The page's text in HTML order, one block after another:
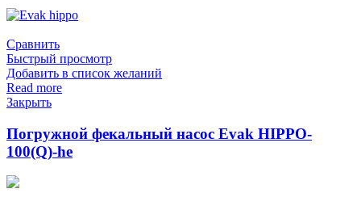
Сравнить
Быстрый просмотр
Добавить в список желаний
Read more
Закрыть
Погружной фекальный насос Evak HIPPO-
100(Q)-he